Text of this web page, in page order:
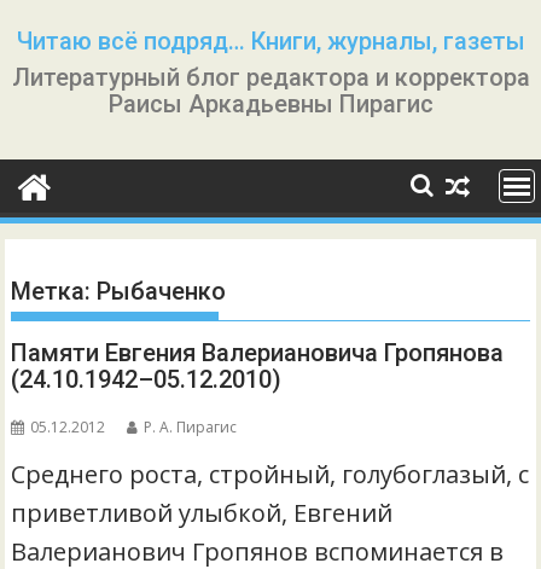
содержимому
Читаю всё подряд… Книги, журналы, газеты
Литературный блог редактора и корректора
Раисы Аркадьевны Пирагис
Метка: Рыбаченко
Памяти Евгения Валериановича Гропянова
(24.10.1942–05.12.2010)
05.12.2012 Р. А. Пирагис
Среднего роста, стройный, голубоглазый, с
приветливой улыбкой, Евгений
Валерианович Гропянов вспоминается в